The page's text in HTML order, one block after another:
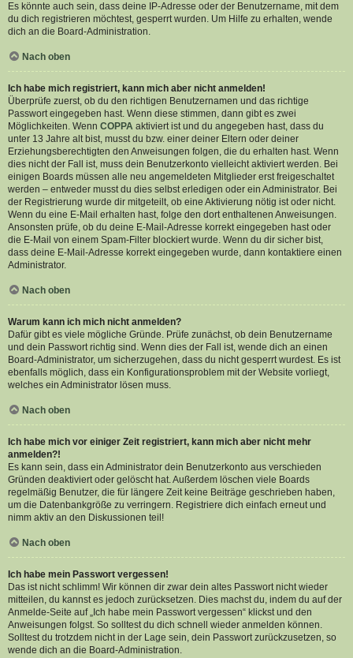
Es könnte auch sein, dass deine IP-Adresse oder der Benutzername, mit dem
du dich registrieren möchtest, gesperrt wurden. Um Hilfe zu erhalten, wende
dich an die Board-Administration.
Nach oben
Ich habe mich registriert, kann mich aber nicht anmelden!
Überprüfe zuerst, ob du den richtigen Benutzernamen und das richtige
Passwort eingegeben hast. Wenn diese stimmen, dann gibt es zwei
Möglichkeiten. Wenn COPPA aktiviert ist und du angegeben hast, dass du
unter 13 Jahre alt bist, musst du bzw. einer deiner Eltern oder deiner
Erziehungsberechtigten den Anweisungen folgen, die du erhalten hast. Wenn
dies nicht der Fall ist, muss dein Benutzerkonto vielleicht aktiviert werden. Bei
einigen Boards müssen alle neu angemeldeten Mitglieder erst freigeschaltet
werden – entweder musst du dies selbst erledigen oder ein Administrator. Bei
der Registrierung wurde dir mitgeteilt, ob eine Aktivierung nötig ist oder nicht.
Wenn du eine E-Mail erhalten hast, folge den dort enthaltenen Anweisungen.
Ansonsten prüfe, ob du deine E-Mail-Adresse korrekt eingegeben hast oder
die E-Mail von einem Spam-Filter blockiert wurde. Wenn du dir sicher bist,
dass deine E-Mail-Adresse korrekt eingegeben wurde, dann kontaktiere einen
Administrator.
Nach oben
Warum kann ich mich nicht anmelden?
Dafür gibt es viele mögliche Gründe. Prüfe zunächst, ob dein Benutzername
und dein Passwort richtig sind. Wenn dies der Fall ist, wende dich an einen
Board-Administrator, um sicherzugehen, dass du nicht gesperrt wurdest. Es ist
ebenfalls möglich, dass ein Konfigurationsproblem mit der Website vorliegt,
welches ein Administrator lösen muss.
Nach oben
Ich habe mich vor einiger Zeit registriert, kann mich aber nicht mehr
anmelden?!
Es kann sein, dass ein Administrator dein Benutzerkonto aus verschieden
Gründen deaktiviert oder gelöscht hat. Außerdem löschen viele Boards
regelmäßig Benutzer, die für längere Zeit keine Beiträge geschrieben haben,
um die Datenbankgröße zu verringern. Registriere dich einfach erneut und
nimm aktiv an den Diskussionen teil!
Nach oben
Ich habe mein Passwort vergessen!
Das ist nicht schlimm! Wir können dir zwar dein altes Passwort nicht wieder
mitteilen, du kannst es jedoch zurücksetzen. Dies machst du, indem du auf der
Anmelde-Seite auf „Ich habe mein Passwort vergessen“ klickst und den
Anweisungen folgst. So solltest du dich schnell wieder anmelden können.
Solltest du trotzdem nicht in der Lage sein, dein Passwort zurückzusetzen, so
wende dich an die Board-Administration.